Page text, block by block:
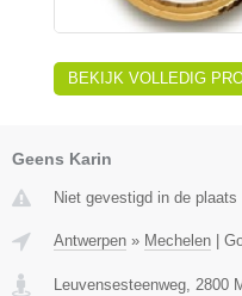
BEKIJK VOLLEDIG
Geens Karin
Niet gevestigd in de
Antwerpen » Mechelen
Leuvensesteenweg, 2800